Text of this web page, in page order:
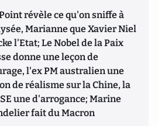
révèle ce qu'on sniffe à
Marianne que Xavier Niel
l'Etat; Le Nobel de la Paix
donne une leçon de
l'ex PM australien une
de réalisme sur la Chine, la
une d'arrogance; Marine
fait du Macron